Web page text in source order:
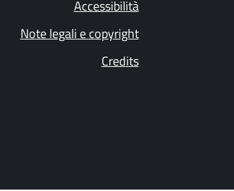
Accessibilità
Note legali e copyright
Credits